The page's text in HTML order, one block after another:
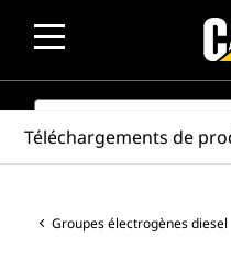
SEARCH
Groupes électrogènes diesel
Téléchargements de